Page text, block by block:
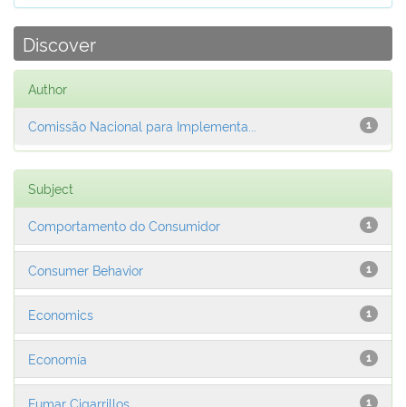
Discover
Author
1
Comissão Nacional para Implementa...
Subject
1
Comportamento do Consumidor
1
Consumer Behavior
1
Economics
1
Economía
1
Fumar Cigarrillos